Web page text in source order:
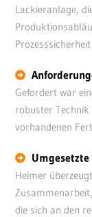
Lackieranlage,
Gefordert war
robuster
vorhandenen
Umgesetzte
Heimer
die sich an den